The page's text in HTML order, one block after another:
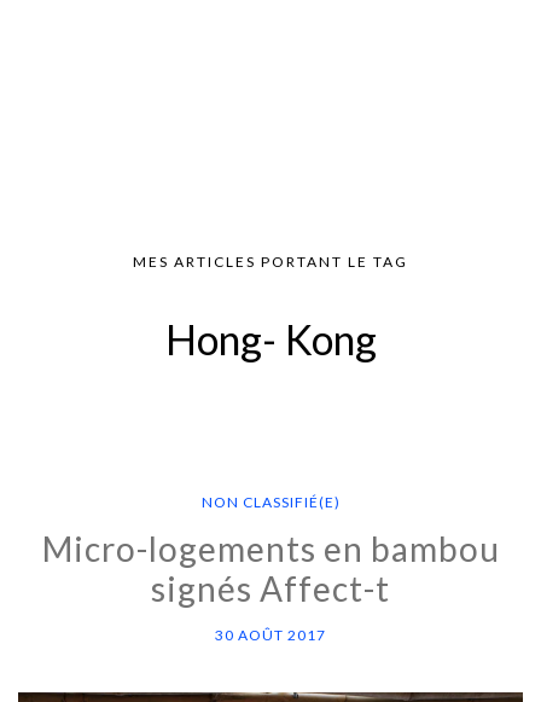
MES ARTICLES PORTANT LE TAG
Hong- Kong
NON CLASSIFIÉ(E)
Micro-logements en bambou
signés Affect-t
30 AOÛT 2017